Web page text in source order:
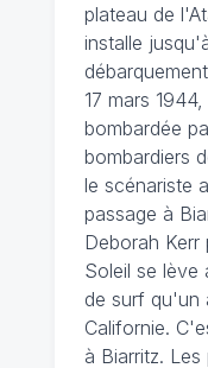
plateau de
installe
17 mars
bombardée
bombardiers
le scénariste
passage à
Deborah
Soleil se lève
de surf qu'un
Californie.
à Biarritz. Les